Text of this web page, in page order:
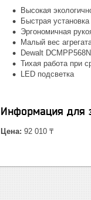
Высокая
Быстрая
Эргономичная
Малый вес
Dewalt
Тихая работа при
LED подсветка
Информация для
Цена: 92 010 ₸